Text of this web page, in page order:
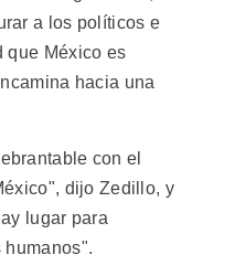
a los políticos e
que México es
hacia una
con el
dijo Zedillo, y
lugar para